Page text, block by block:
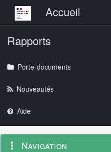
Menu principalAccueil
Rapports
Porte-documents
Nouveautés
Aide
Navigation
Menu
contextuel
Navigation